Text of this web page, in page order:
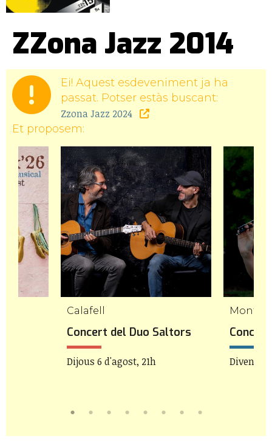
ZZona Jazz 2014
Ei! Aquest esdeveniment ja ha
passat. Potser estàs buscant:
Zzona Jazz 2024
Et proposem:
Calafell
Concert del Duo Saltors
Dijous 6 d'agost, 21h
Mont-